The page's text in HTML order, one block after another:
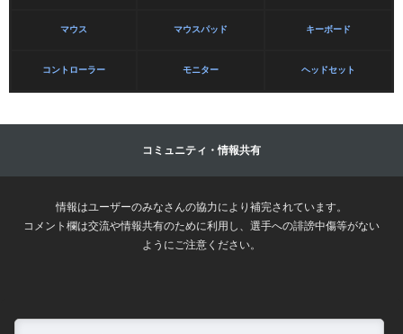
マウス マウスパッド キーボード
コントローラー モニター ヘッドセット
コミュニティ・情報共有
情報はユーザーのみなさんの協力により補完されています。
コメント欄は交流や情報共有のために利用し、選手への誹謗中傷等がない
ようにご注意ください。